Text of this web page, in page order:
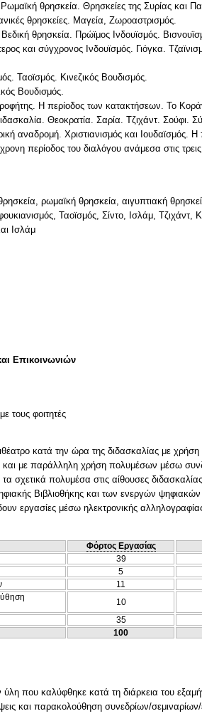
θρησκεία. Θρησκείες της Συρίας και
θρησκείες. Μαγεία, Ζωροαστρισμός.
θρησκεία. Πρώϊμος Ινδουϊσμός.
και σύγχρονος Ινδουϊσμός. Γιόγκα.
Ταοϊσμός. Κινεζικός Βουδισμός.
Βουδισμός.
Η περίοδος των κατακτήσεων. Το
Θεοκρατία. Σαρία. Τζιχάντ. Σούφι.
αναδρομή. Χριστιανισμός και Ιουδαϊσμός.
περίοδος του διαλόγου ανάμεσα στις
ρωμαϊκή θρησκεία, αιγυπτιακή
Ταοϊσμός, Σίντο, Ισλάμ, Τζιχάντ,
Ισλάμ
Επικοινωνιών
τους φοιτητές
κατά την ώρα της διδασκαλίας με
και με παράλληλη χρήση πολυμέσων μέσω
σχετικά πολυμέσα στις αίθουσες
Βιβλιοθήκης και των ενεργών
εργασίες μέσω ηλεκτρονικής
Φόρτος Εργασίας
39
5
11
10
35
100
που καλύφθηκε κατά τη διάρκεια του
και παρακολούθηση συνεδρίων/